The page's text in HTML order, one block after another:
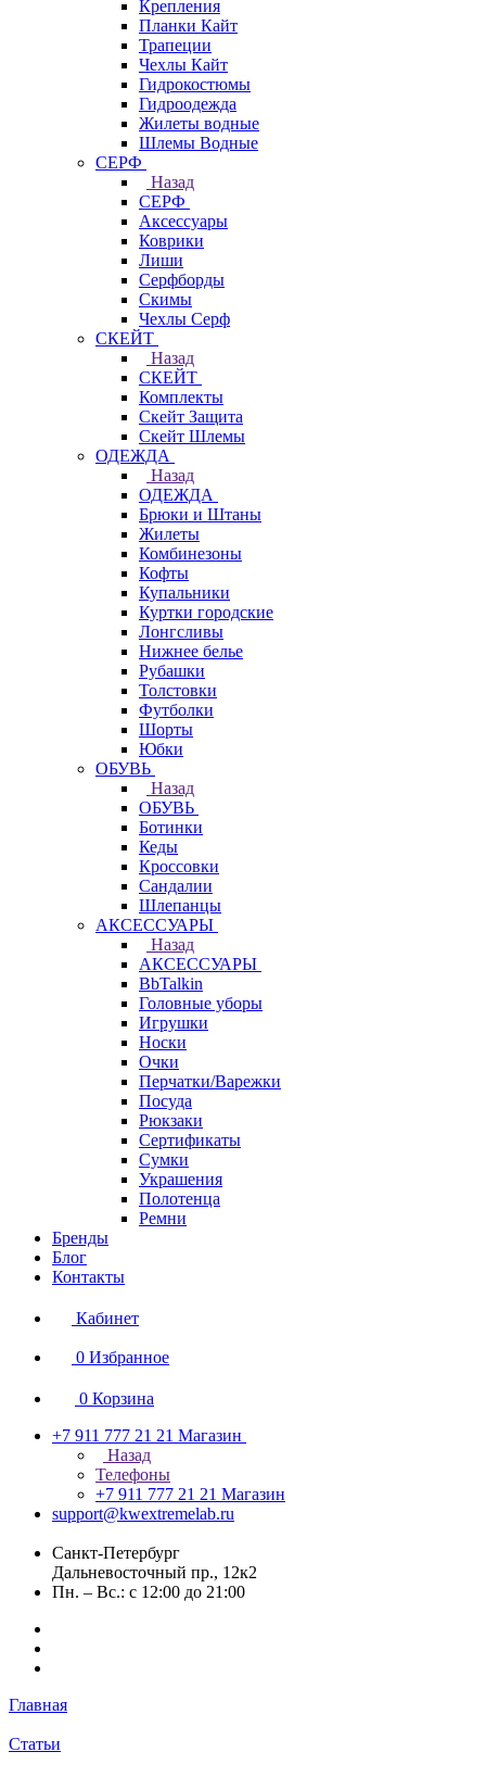
Крепления
Планки Кайт
Трапеции
Чехлы Кайт
Гидрокостюмы
Гидроодежда
Жилеты водные
Шлемы Водные
СЕРФ
Назад
СЕРФ
Аксессуары
Коврики
Лиши
Серфборды
Скимы
Чехлы Cерф
СКЕЙТ
Назад
СКЕЙТ
Комплекты
Скейт Защита
Скейт Шлемы
ОДЕЖДА
Назад
ОДЕЖДА
Брюки и Штаны
Жилеты
Комбинезоны
Кофты
Купальники
Куртки городские
Лонгсливы
Нижнее белье
Рубашки
Толстовки
Футболки
Шорты
Юбки
ОБУВЬ
Назад
ОБУВЬ
Ботинки
Кеды
Кроссовки
Сандалии
Шлепанцы
АКСЕССУАРЫ
Назад
АКСЕССУАРЫ
BbTalkin
Головные уборы
Игрушки
Носки
Очки
Перчатки/Варежки
Посуда
Рюкзаки
Сертификаты
Сумки
Украшения
Полотенца
Ремни
Бренды
Блог
Контакты
Кабинет
0 Избранное
0 Корзина
+7 911 777 21 21 Магазин
Назад
Телефоны
+7 911 777 21 21 Магазин
support@kwextremelab.ru
Санкт-Петербург
Дальневосточный пр., 12к2
Пн. – Вс.: с 12:00 до 21:00
Главная
Статьи